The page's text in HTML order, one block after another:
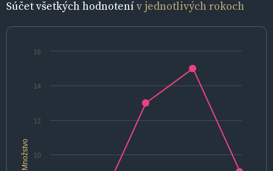
Súčet všetkých hodnotenív jednotlivých rokoch
Množstvo 10
12
14
16